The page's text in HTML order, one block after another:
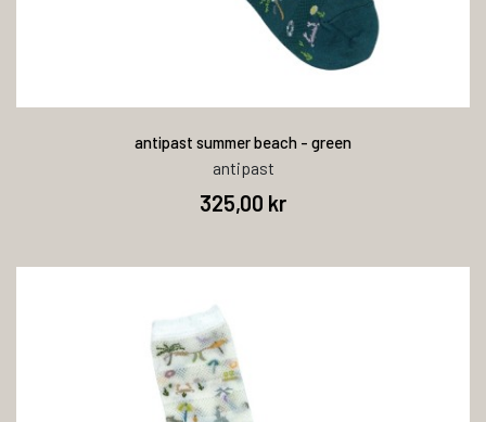
antipast summer beach - green
antipast
325,00 kr